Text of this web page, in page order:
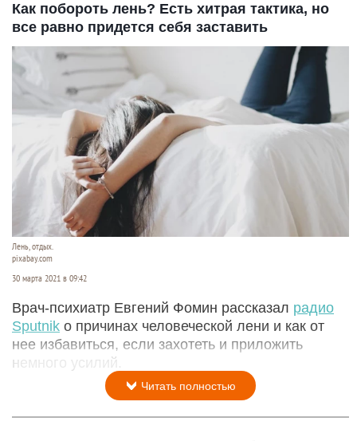
Как побороть лень? Есть хитрая тактика, но
все равно придется себя заставить
Лень, отдых.
pixabay.com
30 марта 2021 в 09:42
Врач-психиатр Евгений Фомин рассказал радио
Sputnik о причинах человеческой лени и как от
нее избавиться, если захотеть и приложить
немного усилий.
Читать полностью